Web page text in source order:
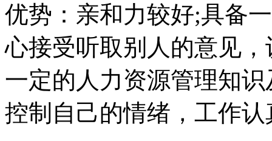
优势：亲和力较好;具备
心接受听取别人的意见
一定的人力资源管理知
控制自己的情绪，工作